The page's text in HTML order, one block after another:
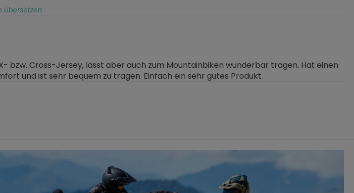
übersetzen
Sternen
bzw. Cross-Jersey, lässt aber auch zum Mountainbiken wunderbar tragen. Hat einen
und ist sehr bequem zu tragen. Einfach ein sehr gutes Produkt.